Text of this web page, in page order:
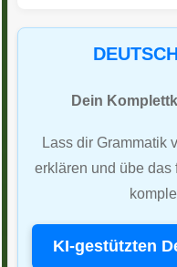
Dein
Lass dir Grammatik
erklären und übe das
KI-gestützten